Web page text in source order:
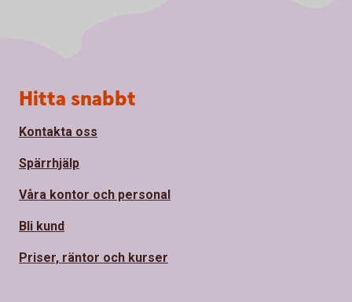
Sidfot
Hitta snabbt
Kontakta oss
Spärrhjälp
Våra kontor och personal
Bli kund
Priser, räntor och kurser